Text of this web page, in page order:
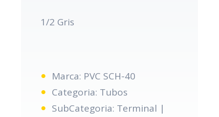
1/2 Gris
Marca: PVC SCH-40
Categoria: Tubos
SubCategoria: Terminal |